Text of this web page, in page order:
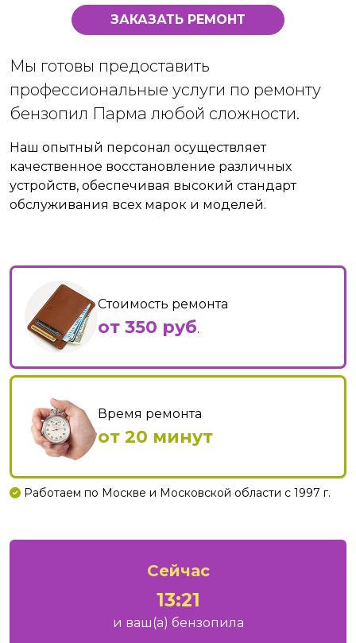
ЗАКАЗАТЬ РЕМОНТ
Мы готовы предоставить
профессиональные услуги по ремонту
бензопил Парма любой сложности.
Наш опытный персонал осуществляет
качественное восстановление различных
устройств, обеспечивая высокий стандарт
обслуживания всех марок и моделей.
Стоимость ремонта
от 350 руб.
Время ремонта
от 20 минут
Работаем по Москве и Московской области с 1997 г.
Сейчас
13:22
и ваш(а) бензопила